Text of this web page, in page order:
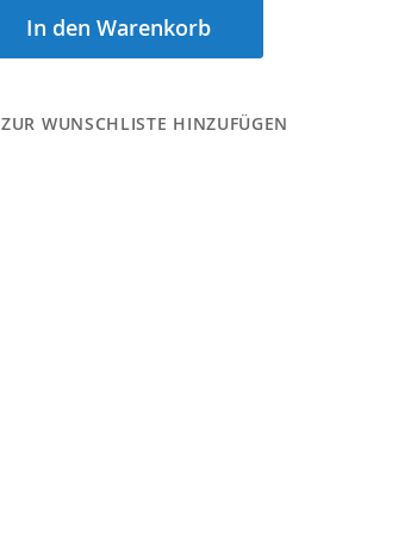
In den Warenkorb
ZUR WUNSCHLISTE HINZUFÜGEN